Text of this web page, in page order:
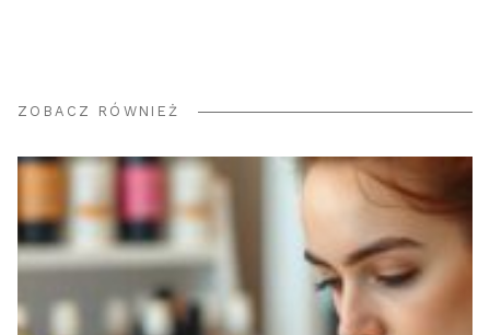
ZOBACZ RÓWNIEŻ